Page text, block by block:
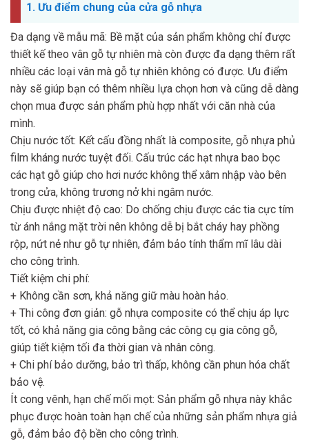
1. Ưu điểm chung của cửa gỗ nhựa
Đa dạng về mẫu mã: Bề mặt của sản phẩm không chỉ được
thiết kế theo vân gỗ tự nhiên mà còn được đa dạng thêm rất
nhiều các loại vân mà gỗ tự nhiên không có được. Ưu điểm
này sẽ giúp bạn có thêm nhiều lựa chọn hơn và cũng dễ dàng
chọn mua được sản phẩm phù hợp nhất với căn nhà của
mình.
Chịu nước tốt: Kết cấu đồng nhất là composite, gỗ nhựa phủ
film kháng nước tuyệt đối. Cấu trúc các hạt nhựa bao bọc
các hạt gỗ giúp cho hơi nước không thể xâm nhập vào bên
trong cửa, không trương nở khi ngâm nước.
Chịu được nhiệt độ cao: Do chống chịu được các tia cực tím
từ ánh nắng mặt trời nên không dễ bị bắt cháy hay phồng
rộp, nứt nẻ như gỗ tự nhiên, đảm bảo tính thẩm mĩ lâu dài
cho công trình.
Tiết kiệm chi phí:
+ Không cần sơn, khả năng giữ màu hoàn hảo.
+ Thi công đơn giản: gỗ nhựa composite có thể chịu áp lực
tốt, có khả năng gia công bằng các công cụ gia công gỗ,
giúp tiết kiệm tối đa thời gian và nhân công.
+ Chi phí bảo dưỡng, bảo trì thấp, không cần phun hóa chất
bảo vệ.
Ít cong vênh, hạn chế mối mọt: Sản phẩm gỗ nhựa này khắc
phục được hoàn toàn hạn chế của những sản phẩm nhựa giả
gỗ, đảm bảo độ bền cho công trình.